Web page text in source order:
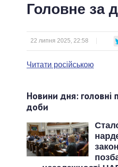
ГОЛОВИ
ВСІ ПЕРСОНИ
ПОРІВНЯННЯ
Головне за
22 липня 2025, 22:58
Читати російською
Новини дня: головні
доби